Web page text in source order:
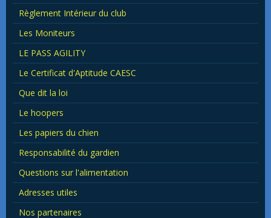
Règlement Intérieur du club
Les Moniteurs
LE PASS AGILITY
Le Certificat d'Aptitude CAESC
Que dit la loi
Le hoopers
Les papiers du chien
Responsabilité du gardien
Questions sur l'alimentation
Adresses utiles
Nos partenaires